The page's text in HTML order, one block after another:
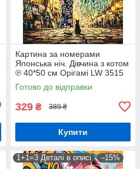
Картина за номерами
Японська ніч. Дівчина з котом
℗ 40*50 см Орігамі LW 3515
Готово до відправки
329 ₴ 389 ₴
Купити
1+1=3 Деталі в описі –15%